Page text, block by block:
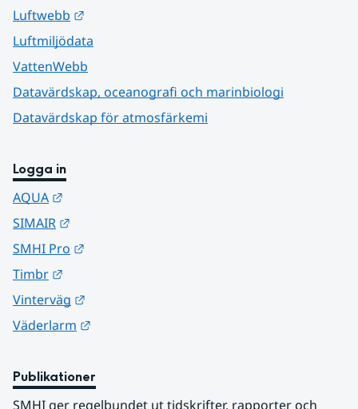
Luftwebb
Luftmiljödata
VattenWebb
Datavärdskap, oceanografi och marinbiologi
Datavärdskap för atmosfärkemi
Logga in
AQUA
SIMAIR
SMHI Pro
Timbr
Vinterväg
Väderlarm
Publikationer
SMHI ger regelbundet ut tidskrifter, rapporter och